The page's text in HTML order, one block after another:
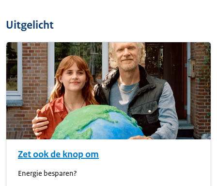
Uitgelicht
Zet ook de knop om
Energie besparen?